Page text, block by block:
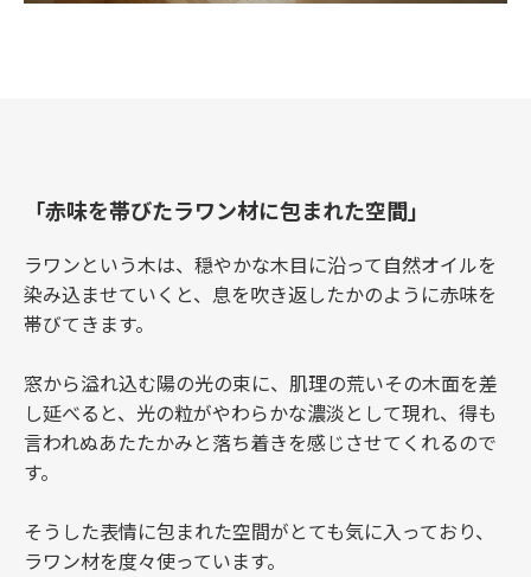
「赤味を帯びたラワン材に包まれた空間」
ラワンという木は、穏やかな木目に沿って自然オイルを
染み込ませていくと、息を吹き返したかのように赤味を
帯びてきます。
窓から溢れ込む陽の光の束に、肌理の荒いその木面を差
し延べると、光の粒がやわらかな濃淡として現れ、得も
言われぬあたたかみと落ち着きを感じさせてくれるので
す。
そうした表情に包まれた空間がとても気に入っており、
ラワン材を度々使っています。